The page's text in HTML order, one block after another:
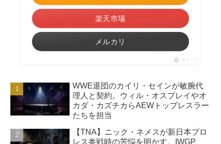
楽天市場
メルカリ
ポチップ
WWE退団のカイリ・セインが敏腕代
理人と契約。ウィル・オスプレイやオ
カダ・カズチカらAEWトップレスラー
たちを担当
【TNA】ニック・ネメスが新日本プロ
レス参戦時の苦悩を明かす。IWGP